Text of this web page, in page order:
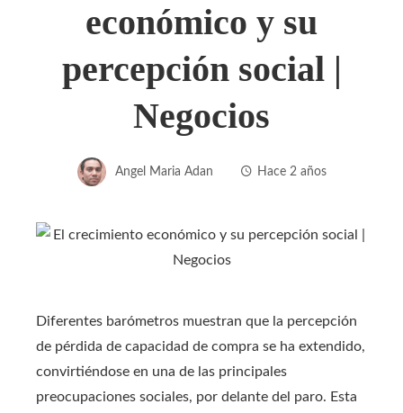
económico y su
percepción social |
Negocios
Angel Maria Adan Hace 2 años
Diferentes barómetros muestran que la percepción
de pérdida de capacidad de compra se ha extendido,
convirtiéndose en una de las principales
preocupaciones sociales, por delante del paro. Esta